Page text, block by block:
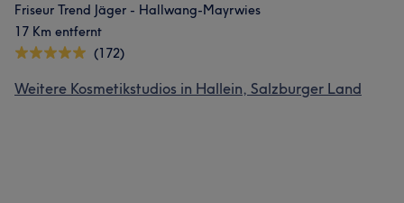
Friseur Trend Jäger - Hallwang-Mayrwies
17 Km entfernt
(172)
Weitere Kosmetikstudios in Hallein, Salzburger Land